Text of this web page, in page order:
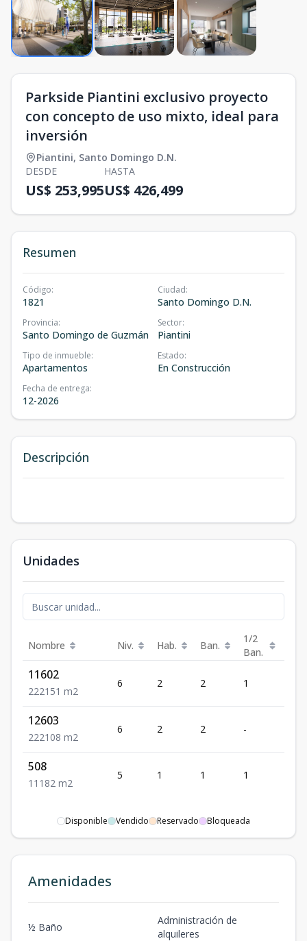
Parkside Piantini exclusivo proyecto
con concepto de uso mixto, ideal para
inversión
Piantini, Santo Domingo D.N.
DESDE
US$ 253,995
HASTA
US$ 426,499
Resumen
Código:
1821
Ciudad:
Santo Domingo D.N.
Provincia:
Santo Domingo de Guzmán
Sector:
Piantini
Tipo de inmueble:
Apartamentos
Estado:
En Construcción
Fecha de entrega:
12-2026
Descripción
Unidades
Nombre Niv. Hab. Ban.
1/2
Ban.
11602
222151 m2
6 2 2 1
12603
222108 m2
6 2 2 -
508
1 1 1 82 m2
5 1 1 1
Disponible Vendido Reservado Bloqueada
Amenidades
½ Baño
Administración de
alquileres